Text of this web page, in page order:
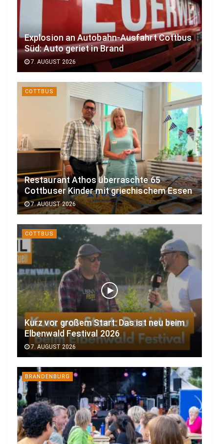
Explosion an Autobahn-Ausfahrt Cottbus
Süd: Auto geriet in Brand
7. AUGUST 2026
COTTBUS
Restaurant Athos überraschte 65
Cottbuser Kinder mit griechischem Essen
7. AUGUST 2026
COTTBUS
Kurz vor großem Start: Das ist neu beim
Elbenwald Festival 2026
7. AUGUST 2026
BRANDENBURG